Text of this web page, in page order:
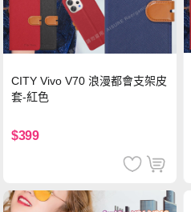
CITY Vivo V70 浪漫都會支架皮
套-紅色
$399